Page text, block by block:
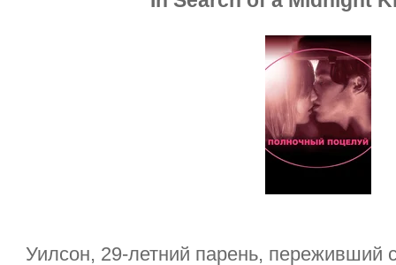
Уилсон, 29-летний парень, переживший